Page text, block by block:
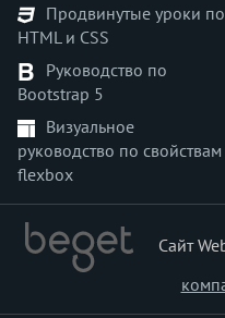
Продвинутые уроки по
HTML и CSS
Руководство по
Bootstrap 5
Визуальное
руководство по свойствам
flexbox
Сайт